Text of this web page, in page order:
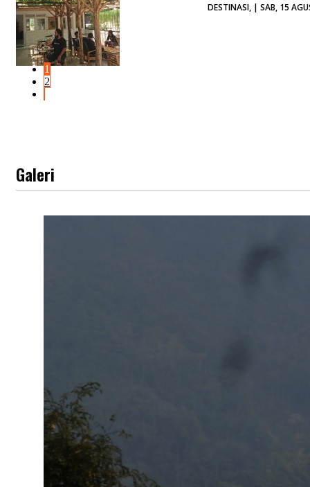
DESTINASI, | SAB, 15
1
2
Galeri